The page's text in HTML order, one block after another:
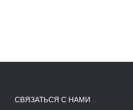
СВЯЗАТЬСЯ С НАМИ